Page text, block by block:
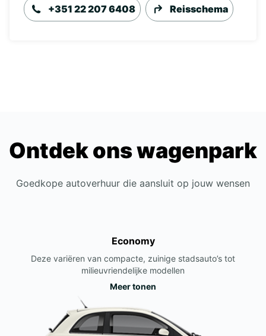
+351 22 207 6408 Reisschema
Ontdek ons wagenpark
Goedkope autoverhuur die aansluit op jouw wensen
Economy
Deze variëren van compacte, zuinige stadsauto’s tot
milieuvriendelijke modellen
Meer tonen